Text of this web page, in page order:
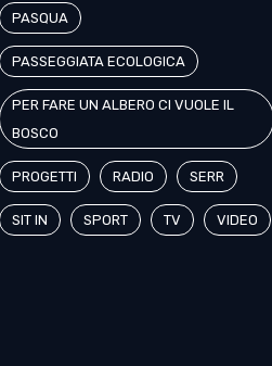
PASQUA
PASSEGGIATA ECOLOGICA
PER FARE UN ALBERO CI VUOLE IL
BOSCO
PROGETTI RADIO SERR
SIT IN SPORT TV VIDEO